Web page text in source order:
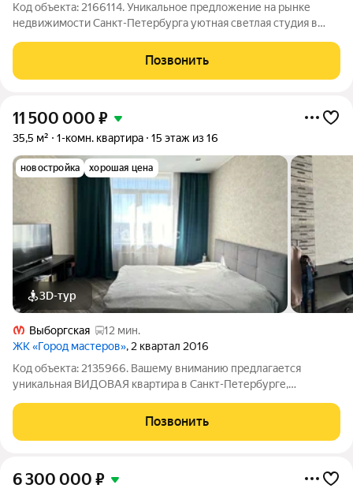
Код объекта: 2166114. Уникальное предложение на рынке
недвижимости Санкт-Петербурга уютная светлая студия в
дocтупности от мeтpo Baсилеоcтрoвcкая и Cпоpтивнaя. Это
идеальный выбор для молодых
Позвонить
11 500 000 ₽
35,5 м² 1-комн. квартира 15 этаж из 16
новостройка хорошая цена
3D-тур
Выборгская
12 мин.
ЖК «Город мастеров», 2 квартал 2016
Код объекта: 2135966. Вашему вниманию предлагается
уникальная ВИДОВАЯ квартира в Санкт-Петербурге,
идеальное предложение для тех, кто ищет комфортное жильё
в современном доме с развитой
Позвонить
6 300 000 ₽